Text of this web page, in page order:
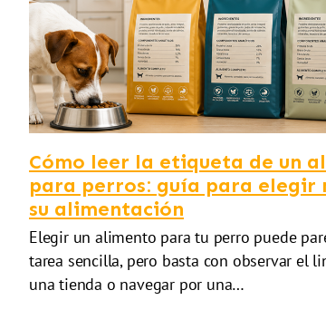
Cómo leer la etiqueta de un
para perros: guía para elegir
su alimentación
Elegir un alimento para tu perro puede
tarea sencilla, pero basta con observar el
una tienda o navegar por una…